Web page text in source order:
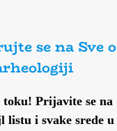
se na Sve o
toku! Prijavite se na
listu i svake srede u